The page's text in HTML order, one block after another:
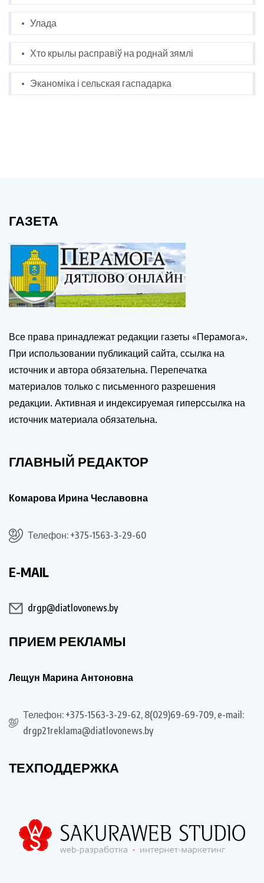
Улада
Хто крылы расправіў на роднай зямлі
Эканоміка і сельская гаспадарка
ГАЗЕТА
Все права принадлежат редакции газеты «Перамога».
При использовании публикаций сайта, ссылка на
источник и автора обязательна. Перепечатка
материалов только с письменного разрешения
редакции. Активная и индексируемая гиперссылка на
источник материала обязательна.
ГЛАВНЫЙ РЕДАКТОР
Комарова Ирина Чеславовна
Телефон: +375-1563-3-29-60
E-MAIL
drgp@diatlovonews.by
ПРИЕМ РЕКЛАМЫ
Лещун Марина Антоновна
Телефон: +375-1563-3-29-62, 8(029)69-69-709, e-mail:
drgp21reklama@diatlovonews.by
ТЕХПОДДЕРЖКА